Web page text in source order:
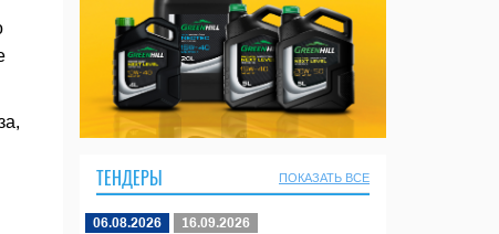
ТЕНДЕРЫ ПОКАЗАТЬ ВСЕ
06.08.2026 16.09.2026